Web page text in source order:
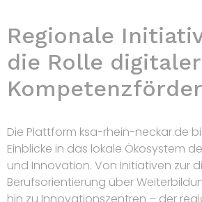
Regionale
die Rolle digitaler
Die Plattform ksa-rhein-neckar.de
Einblicke in das lokale Ökosystem
und Innovation. Von Initiativen zur
Berufsorientierung über